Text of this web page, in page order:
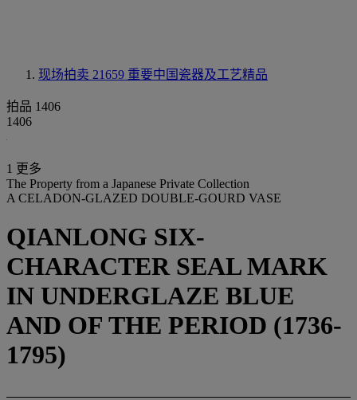
现场拍卖 21659 重要中国瓷器及工艺精品
拍品 1406
1406
1 更多
The Property from a Japanese Private Collection
A CELADON-GLAZED DOUBLE-GOURD VASE
QIANLONG SIX-
CHARACTER SEAL MARK
IN UNDERGLAZE BLUE
AND OF THE PERIOD (1736-
1795)